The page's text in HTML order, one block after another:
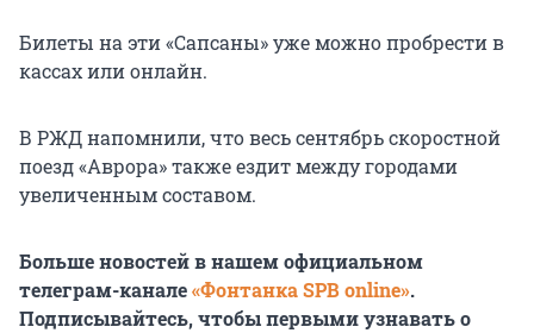
Билеты на эти «Сапсаны» уже можно пробрести в
кассах или онлайн.
В РЖД напомнили, что весь сентябрь скоростной
поезд «Аврора» также ездит между городами
увеличенным составом.
Больше новостей в нашем официальном
телеграм-канале«Фонтанка SPB online».
Подписывайтесь, чтобы первыми узнавать о